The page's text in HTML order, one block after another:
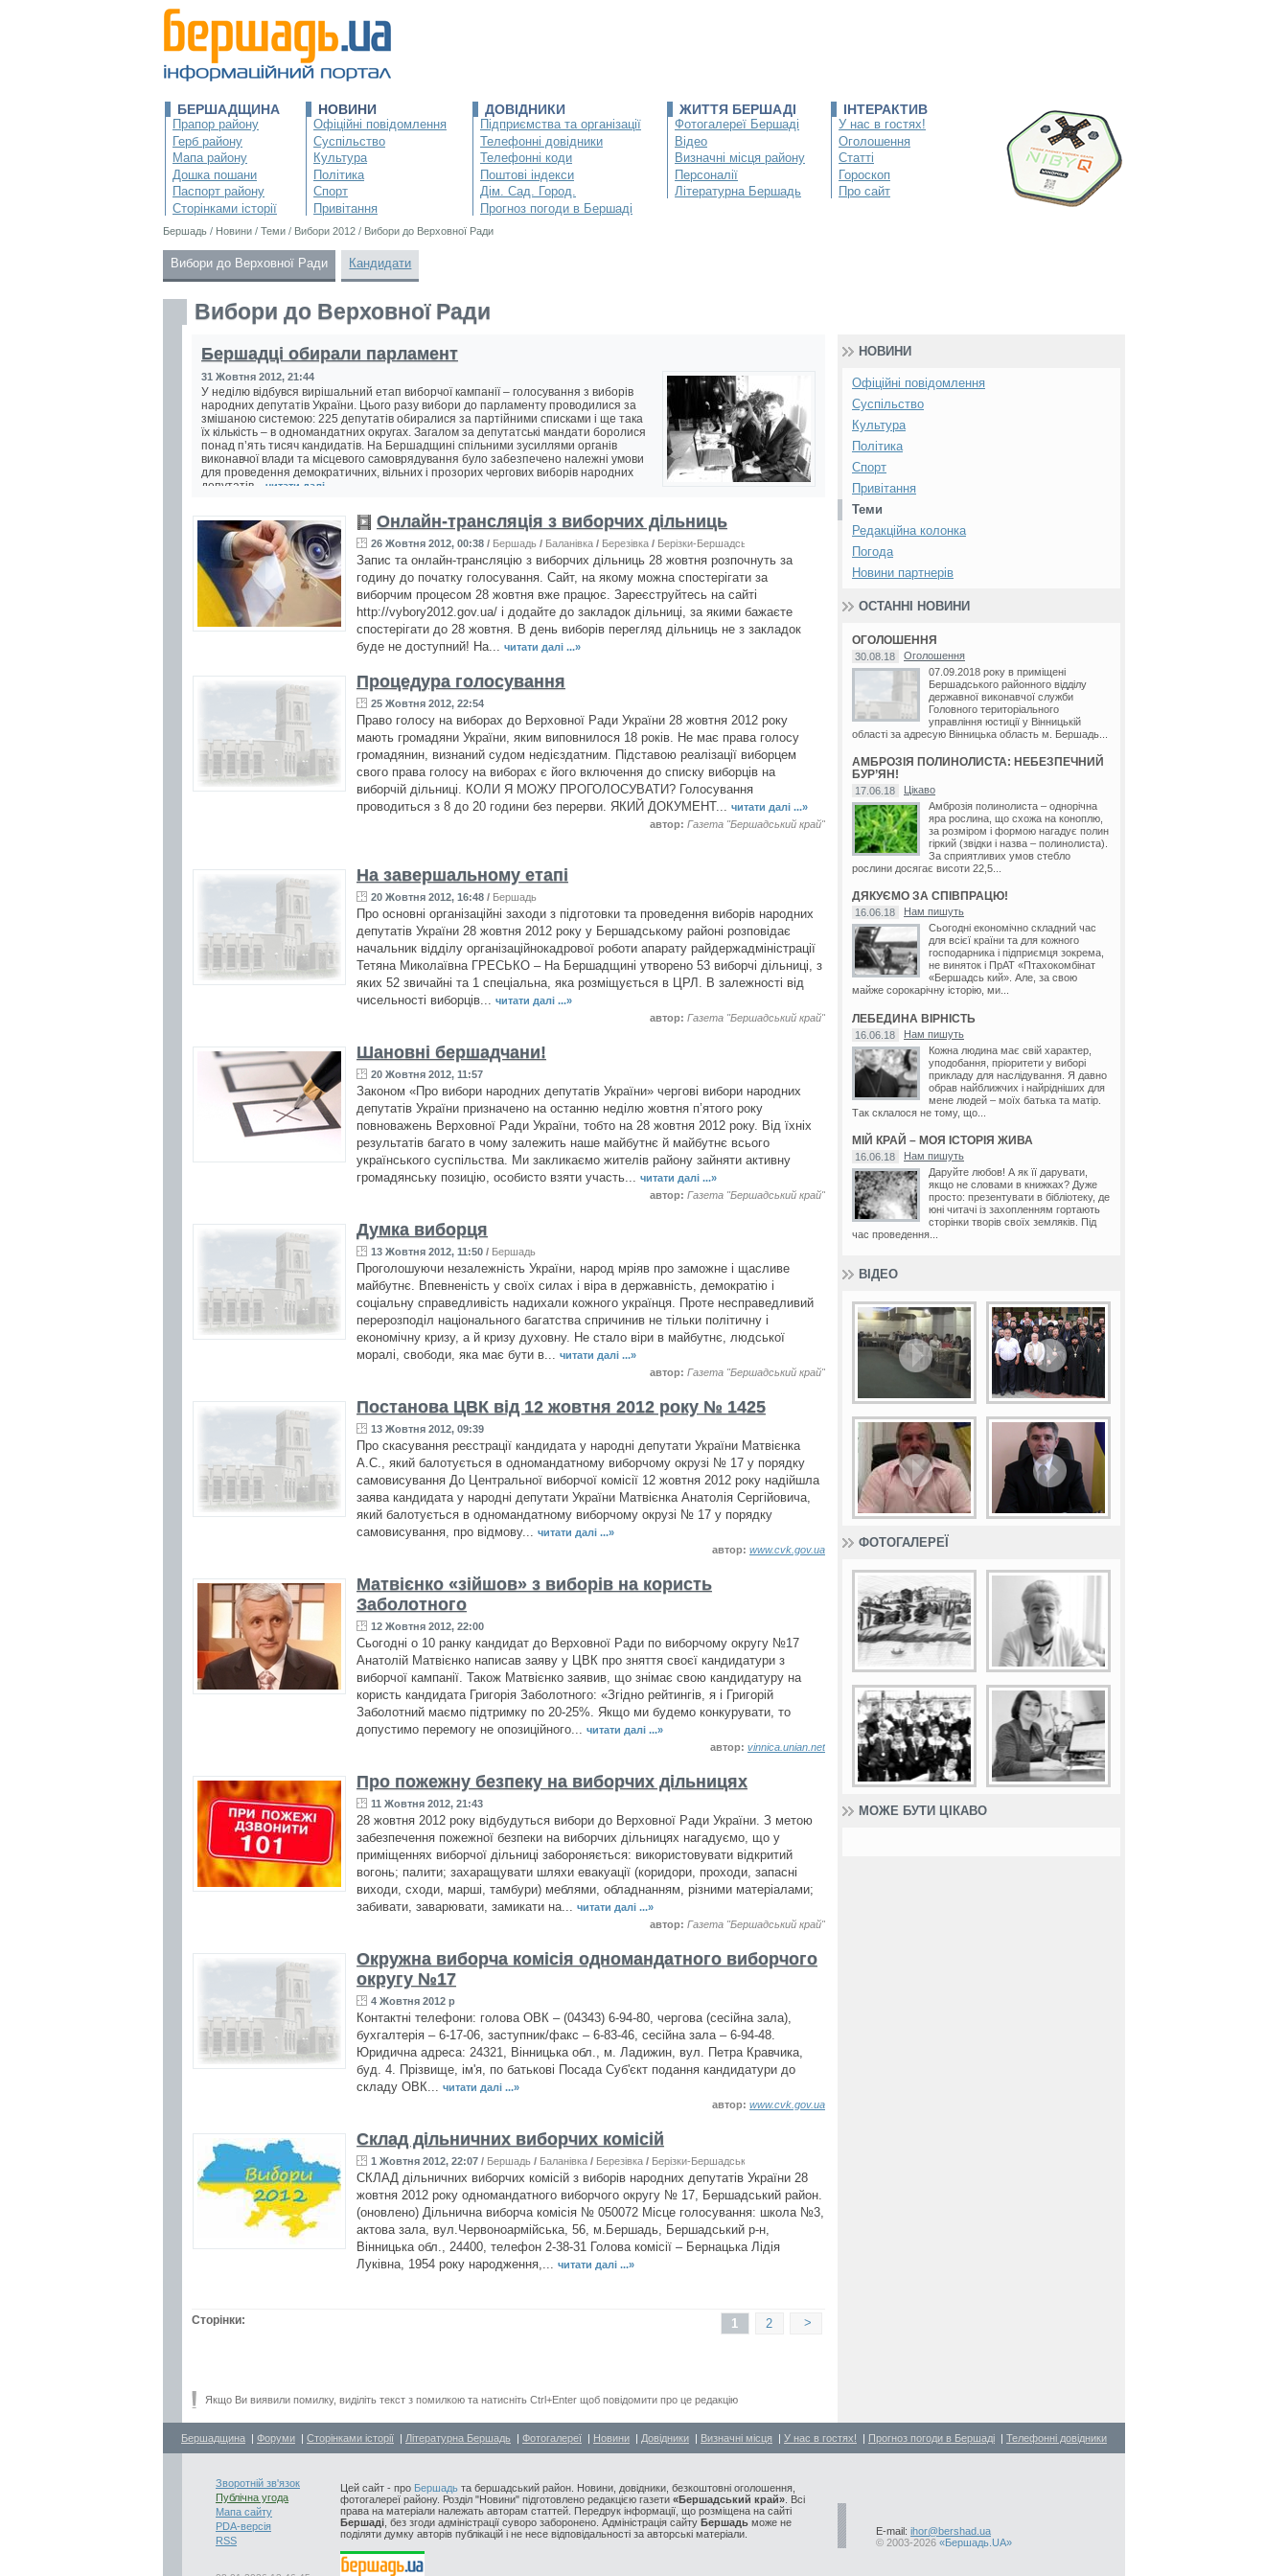
БЕРШАДЩИНА
Прапор району
Герб району
Мапа району
Дошка пошани
Паспорт району
Сторінками історії
НОВИНИ
Офіційні повідомлення
Суспільство
Культура
Політика
Спорт
Привітання
ДОВІДНИКИ
Підприємства та організації
Телефонні довідники
Телефонні коди
Поштові індекси
Дім. Сад. Город.
Прогноз погоди в Бершаді
ЖИТТЯ БЕРШАДІ
Фотогалереї Бершаді
Відео
Визначні місця району
Персоналії
Літературна Бершадь
ІНТЕРАКТИВ
У нас в гостях!
Оголошення
Статті
Гороскоп
Про сайт
Бершадь / Новини / Теми / Вибори 2012 / Вибори до Верховної Ради
Вибори до Верховної Ради Кандидати
Вибори до Верховної Ради
Бершадці обирали парламент
31 Жовтня 2012, 21:44
У неділю відбувся вирішальний етап виборчої кампанії – голосування з виборів
народних депутатів України. Цього разу вибори до парламенту проводилися за
змішаною системою: 225 депутатів обиралися за партійними списками і ще така
їх кількість – в одномандатних округах. Загалом за депутатські мандати боролися
понад п’ять тисяч кандидатів. На Бершадщині спільними зусиллями органів
виконавчої влади та місцевого самоврядування було забезпечено належні умови
для проведення демократичних, вільних і прозорих чергових виборів народних
депутатів... читати далі ...
Онлайн-трансляція з виборчих дільниць
26 Жовтня 2012, 00:38 / Бершадь / Баланівка / Березівка / Берізки-Бершадські
Запис та онлайн-трансляцію з виборчих дільниць 28 жовтня розпочнуть за
годину до початку голосування. Сайт, на якому можна спостерігати за
виборчим процесом 28 жовтня вже працює. Зареєструйтесь на сайті
http://vybory2012.gov.ua/ і додайте до закладок дільниці, за якими бажаєте
спостерігати до 28 жовтня. В день виборів перегляд дільниць не з закладок
буде не доступний! На...
читати далі ...»
Процедура голосування
25 Жовтня 2012, 22:54
Право голосу на виборах до Верховної Ради України 28 жовтня 2012 року
мають громадяни України, яким виповнилося 18 років. Не має права голосу
громадянин, визнаний судом недієздатним. Підставою реалізації виборцем
свого права голосу на виборах є його включення до списку виборців на
виборчій дільниці. КОЛИ Я МОЖУ ПРОГОЛОСУВАТИ? Голосування
проводиться з 8 до 20 години без перерви. ЯКИЙ ДОКУМЕНТ...
читати далі ...»
автор: Газета "Бершадський край"
На завершальному етапі
20 Жовтня 2012, 16:48 / Бершадь
Про основні організаційні заходи з підготовки та проведення виборів народних
депутатів України 28 жовтня 2012 року у Бершадському районі розповідає
начальник відділу організаційнокадрової роботи апарату райдержадміністрації
Тетяна Миколаївна ГРЕСЬКО – На Бершадщині утворено 53 виборчі дільниці, з
яких 52 звичайні та 1 спеціальна, яка розміщується в ЦРЛ. В залежності від
чисельності виборців...
читати далі ...»
автор: Газета "Бершадський край"
Шановні бершадчани!
20 Жовтня 2012, 11:57
Законом «Про вибори народних депутатів України» чергові вибори народних
депутатів України призначено на останню неділю жовтня п’ятого року
повноважень Верховної Ради України, тобто на 28 жовтня 2012 року. Від їхніх
результатів багато в чому залежить наше майбутнє й майбутнє всього
українського суспільства. Ми закликаємо жителів району зайняти активну
громадянську позицію, особисто взяти участь...
читати далі ...»
автор: Газета "Бершадський край"
Думка виборця
13 Жовтня 2012, 11:50 / Бершадь
Проголошуючи незалежність України, народ мріяв про заможне і щасливе
майбутнє. Впевненість у своїх силах і віра в державність, демократію і
соціальну справедливість надихали кожного українця. Проте несправедливий
перерозподіл національного багатства спричинив не тільки політичну і
економічну кризу, а й кризу духовну. Не стало віри в майбутнє, людської
моралі, свободи, яка має бути в...
читати далі ...»
автор: Газета "Бершадський край"
Постанова ЦВК від 12 жовтня 2012 року № 1425
13 Жовтня 2012, 09:39
Про скасування реєстрації кандидата у народні депутати України Матвієнка
А.С., який балотується в одномандатному виборчому окрузі № 17 у порядку
самовисування До Центральної виборчої комісії 12 жовтня 2012 року надійшла
заява кандидата у народні депутати України Матвієнка Анатолія Сергійовича,
який балотується в одномандатному виборчому окрузі № 17 у порядку
самовисування, про відмову...
читати далі ...»
автор: www.cvk.gov.ua
Матвієнко «зійшов» з виборів на користь
Заболотного
12 Жовтня 2012, 22:00
Сьогодні о 10 ранку кандидат до Верховної Ради по виборчому округу №17
Анатолій Матвієнко написав заяву у ЦВК про зняття своєї кандидатури з
виборчої кампанії. Також Матвієнко заявив, що знімає свою кандидатуру на
користь кандидата Григорія Заболотного: «Згідно рейтингів, я і Григорій
Заболотний маємо підтримку по 20-25%. Якщо ми будемо конкурувати, то
допустимо перемогу не опозиційного...
читати далі ...»
автор: vinnica.unian.net
Про пожежну безпеку на виборчих дільницях
11 Жовтня 2012, 21:43
28 жовтня 2012 року відбудуться вибори до Верховної Ради України. З метою
забезпечення пожежної безпеки на виборчих дільницях нагадуємо, що у
приміщеннях виборчої дільниці забороняється: використовувати відкритий
вогонь; палити; захаращувати шляхи евакуації (коридори, проходи, запасні
виходи, сходи, марші, тамбури) меблями, обладнанням, різними матеріалами;
забивати, заварювати, замикати на...
читати далі ...»
автор: Газета "Бершадський край"
Окружна виборча комісія одномандатного виборчого
округу №17
4 Жовтня 2012 р
Контактні телефони: голова ОВК – (04343) 6-94-80, чергова (сесійна зала),
бухгалтерія – 6-17-06, заступник/факс – 6-83-46, сесійна зала – 6-94-48.
Юридична адреса: 24321, Вінницька обл., м. Ладижин, вул. Петра Кравчика,
буд. 4. Прізвище, ім'я, по батькові Посада Суб'єкт подання кандидатури до
складу ОВК...
читати далі ...»
автор: www.cvk.gov.ua
Склад дільничних виборчих комісій
1 Жовтня 2012, 22:07 / Бершадь / Баланівка / Березівка / Берізки-Бершадські
СКЛАД дільничних виборчих комісій з виборів народних депутатів України 28
жовтня 2012 року одномандатного виборчого округу № 17, Бершадський район.
(оновлено) Дільнична виборча комісія № 050072 Місце голосування: школа №3,
актова зала, вул.Червоноармійська, 56, м.Бершадь, Бершадський р-н,
Вінницька обл., 24400, телефон 2-38-31 Голова комісії – Бернацька Лідія
Луківна, 1954 року народження,...
читати далі ...»
Сторінки: >
2
1
Якщо Ви виявили помилку, виділіть текст з помилкою та натисніть Ctrl+Enter щоб повідомити про це редакцію
НОВИНИ
Офіційні повідомлення
Суспільство
Культура
Політика
Спорт
Привітання
Теми
Редакційна колонка
Погода
Новини партнерів
ОСТАННІ НОВИНИ
ОГОЛОШЕННЯ
30.08.18
Оголошення
07.09.2018 року в приміщені
Бершадського районного відділу
державної виконавчої служби
Головного територіального
управління юстиції у Вінницькій
області за адресую Вінницька область м. Бершадь...
АМБРОЗІЯ ПОЛИНОЛИСТА: НЕБЕЗПЕЧНИЙ
БУР’ЯН!
17.06.18
Цікаво
Амброзія полинолиста – однорічна
яра рослина, що схожа на коноплю,
за розміром і формою нагадує полин
гіркий (звідки і назва – полинолиста).
За сприятливих умов стебло
рослини досягає висоти 22,5...
ДЯКУЄМО ЗА СПІВПРАЦЮ!
16.06.18
Нам пишуть
Сьогодні економічно складний час
для всієї країни та для кожного
господарника і підприємця зокрема,
не виняток і ПрАТ «Птахокомбінат
«Бершадсь кий». Але, за свою
майже сорокарічну історію, ми...
ЛЕБЕДИНА ВІРНІСТЬ
16.06.18
Нам пишуть
Кожна людина має свій характер,
уподобання, пріоритети у виборі
прикладу для наслідування. Я давно
обрав найближчих і найрідніших для
мене людей – моїх батька та матір.
Так склалося не тому, що...
МІЙ КРАЙ – МОЯ ІСТОРІЯ ЖИВА
16.06.18
Нам пишуть
Даруйте любов! А як її дарувати,
якщо не словами в книжках? Дуже
просто: презентувати в бібліотеку, де
юні читачі із захопленням гортають
сторінки творів своїх земляків. Під
час проведення...
ВІДЕО
ФОТОГАЛЕРЕЇ
МОЖЕ БУТИ ЦІКАВО
Бершадщина | Форуми | Сторінками історії | Літературна Бершадь | Фотогалереї | Новини | Довідники | Визначні місця | У нас в гостях! | Прогноз погоди в Бершаді | Телефонні довідники
Зворотній зв'язок
Публічна угода
Мапа сайту
PDA-версія
RSS
Цей сайт - про Бершадь та бершадський район. Новини, довідники, безкоштовні оголошення,
фотогалереї району. Розділ "Новини" підготовлено редакцією газети «Бершадський край» . Всі
права на матеріали належать авторам статтей. Передрук інформації, що розміщена на сайті
Бершаді , без згоди адміністрації суворо заборонено. Адміністрація сайту Бершадь може не
поділяти думку авторів публікацій і не несе відповідальності за авторські матеріали.
E-mail: ihor@bershad.ua
© 2003-2026 «Бершадь.UA»